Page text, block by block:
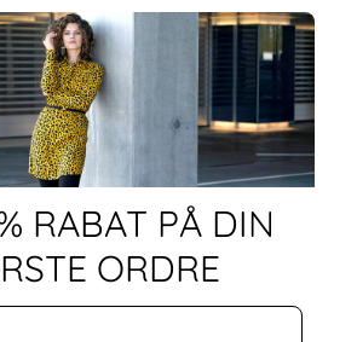
RABAT PÅ DIN
ORDRE